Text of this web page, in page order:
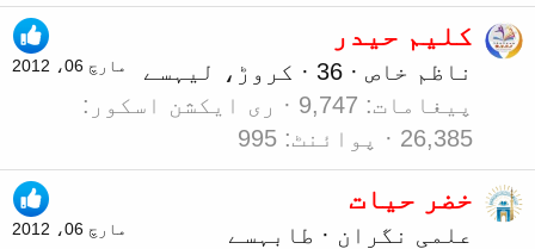
مارچ 06، 2012
کلیم حیدر
ناظم خاص ·
· کروڑ، لیہ سے
پیغامات
9,747
ری ایکشن اسکور
26,385
پوائنٹ 995
مارچ 06، 2012
خضر حیات
علمی نگران · طابہ سے